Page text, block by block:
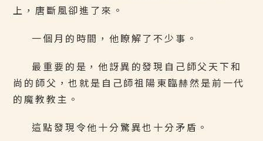
上，唐斷風卻進了來。
一個月的時間，他瞭解了不少事。
最重要的是，他訝異的發現自己師父天下和
尚的師父，也就是自己師祖陽東臨赫然是前一代
的魔教教主。
這點發現令他十分驚異也十分矛盾。